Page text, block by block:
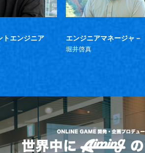
トエンジニア エンジニアマネージャ－
堀井啓真